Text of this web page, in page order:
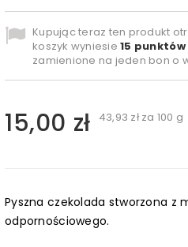
Kupując teraz ten produkt
koszyk wyniesie15
zamienione na jeden bon o
15,00 zł 43,93 złza 100 g
Pyszna czekolada stworzona z
odpornościowego.